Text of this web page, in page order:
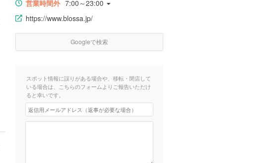
営業時間外 7:00～23:00
https://www.blossa.jp/
Googleで検索
スポット情報に誤りがある場合や、移転・閉店して
いる場合は、こちらのフォームよりご報告いただけ
ると幸いです。